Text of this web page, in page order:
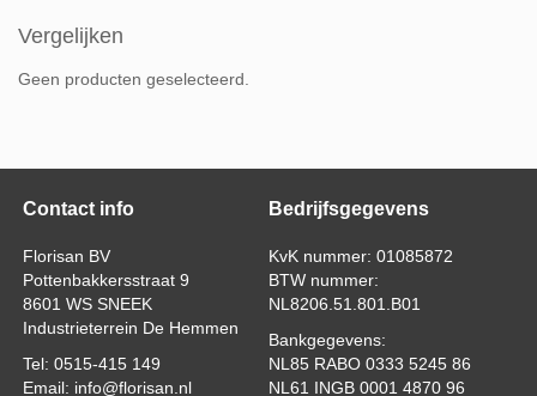
Vergelijken
Geen producten geselecteerd.
Contact info
Florisan BV
Pottenbakkersstraat 9
8601 WS SNEEK
Industrieterrein De Hemmen
Tel: 0515-415 149
Email: info@florisan.nl
Bedrijfsgegevens
KvK nummer: 01085872
BTW nummer:
NL8206.51.801.B01
Bankgegevens:
NL85 RABO 0333 5245 86
NL61 INGB 0001 4870 96